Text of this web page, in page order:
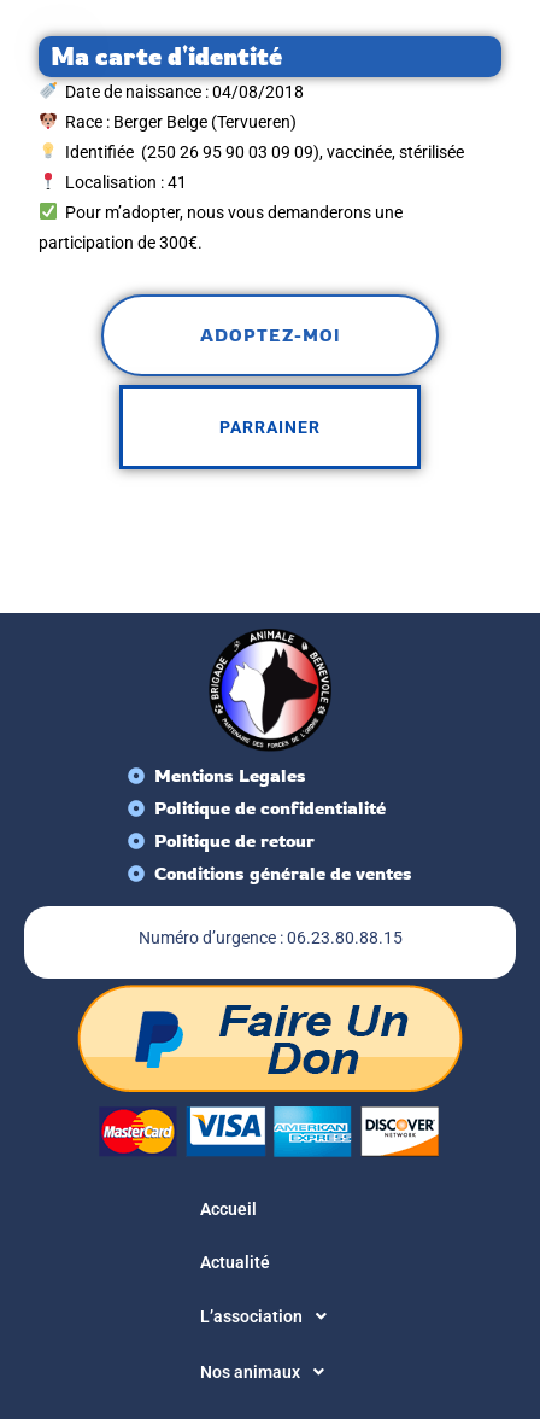
Ma carte d'identité
Date de naissance :04/08/2018
Race : Berger Belge (Tervueren)
Identifiée (250 26 95 90 03 09 09), vaccinée, stérilisée
Localisation : 41
Pour m’adopter, nous vous demanderons une
participation de 300€.
ADOPTEZ-MOI
PARRAINER
Mentions Legales
Politique de confidentialité
Politique de retour
Conditions générale de ventes
Numéro d’urgence : 06.23.80.88.15
Accueil
Actualité
L’association
Nos animaux